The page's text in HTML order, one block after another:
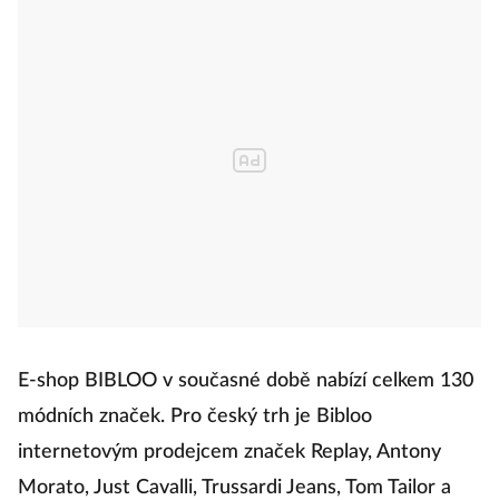
E-shop BIBLOO v současné době nabízí celkem 130
módních značek. Pro český trh je Bibloo
internetovým prodejcem značek Replay, Antony
Morato, Just Cavalli, Trussardi Jeans, Tom Tailor a